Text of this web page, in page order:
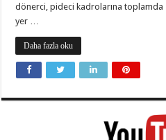
dönerci, pideci kadrolarına toplamda
yer …
Daha fazla oku